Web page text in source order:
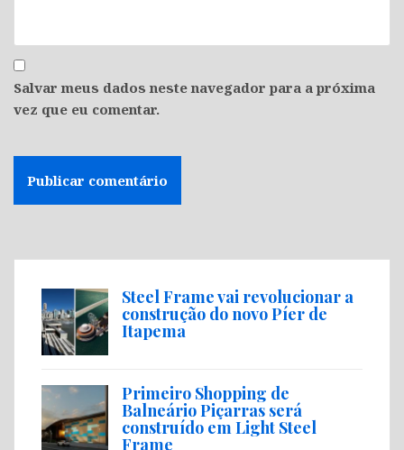
Salvar meus dados neste navegador para a próxima
vez que eu comentar.
Steel Frame vai revolucionar a
construção do novo Píer de
Itapema
Primeiro Shopping de
Balneário Piçarras será
construído em Light Steel
Frame